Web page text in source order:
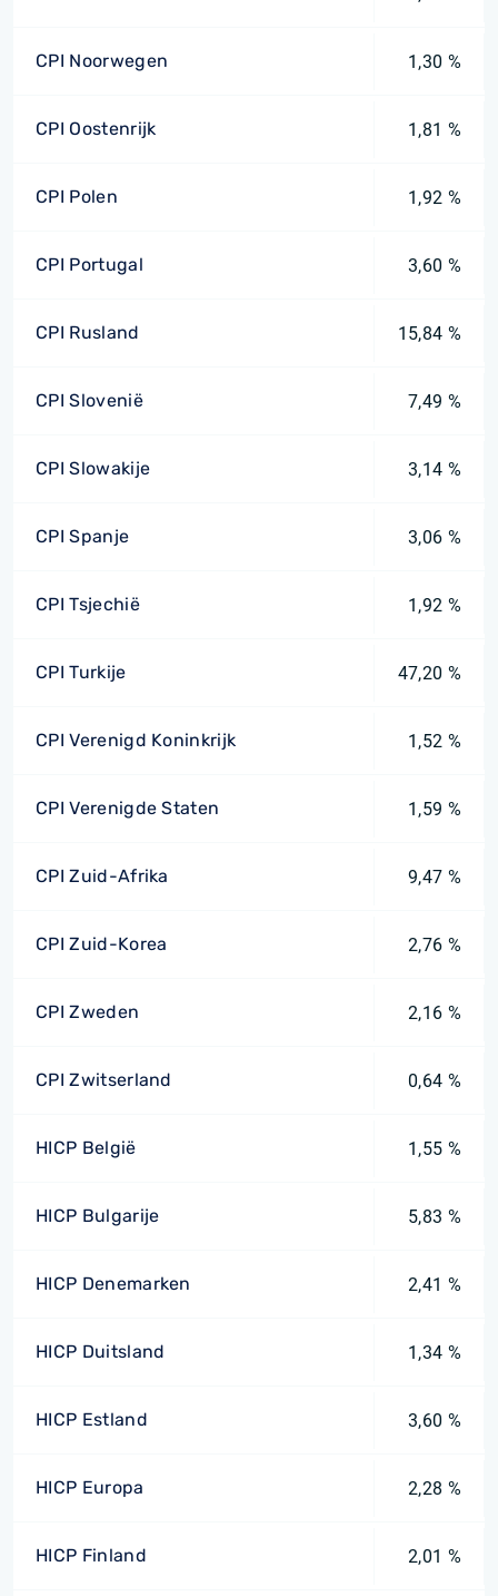
CPI Noorwegen 1,30 %
CPI Oostenrijk 1,81 %
CPI Polen 1,92 %
CPI Portugal 3,60 %
CPI Rusland 15,84 %
CPI Slovenië 7,49 %
CPI Slowakije 3,14 %
CPI Spanje 3,06 %
CPI Tsjechië 1,92 %
CPI Turkije 47,20 %
CPI Verenigd Koninkrijk 1,52 %
CPI Verenigde Staten 1,59 %
CPI Zuid-Afrika 9,47 %
CPI Zuid-Korea 2,76 %
CPI Zweden 2,16 %
CPI Zwitserland 0,64 %
HICP België 1,55 %
HICP Bulgarije 5,83 %
HICP Denemarken 2,41 %
HICP Duitsland 1,34 %
HICP Estland 3,60 %
HICP Europa 2,28 %
HICP Finland 2,01 %